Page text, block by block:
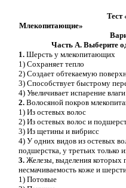
Тест
Часть А. Выберите
1. Шерсть у млекопитающих
1) Сохраняет тепло
2) Создает обтекаемую
3) Способствует быстрому
4) Увеличивает испарение влаги
2. Волосяной покров
1) Из остевых волос
2) Из остевых волос и
3) Из щетины и вибрисс
4) У одних видов из остевых
подшерстка, у третьих только
3. Железы, выделения которых
несмачиваемость коже и
1) Потовые